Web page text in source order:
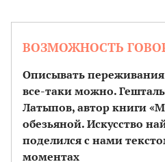
ВОЗМОЖНОСТЬ
Описывать переживания
все-таки можно.
Латыпов, автор книги
обезьяной. Искусство
поделился с нами
моментах